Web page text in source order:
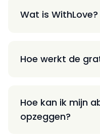
Wat is WithLove?
Hoe werkt de
Hoe kan ik mijn
opzeggen?